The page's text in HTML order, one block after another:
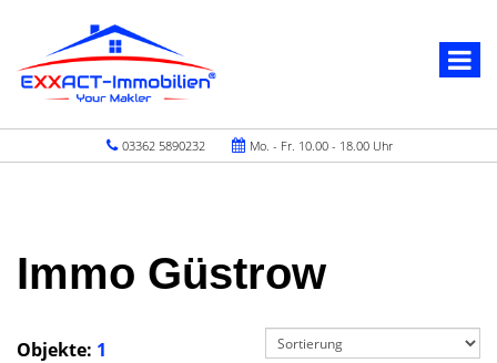
03362 5890232 Mo. - Fr. 10.00 - 18.00 Uhr
Immo Güstrow
Objekte: 1